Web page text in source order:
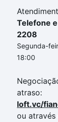
Telefone
2208
Segunda-
18:00
atraso:
loft.vc/
ou através